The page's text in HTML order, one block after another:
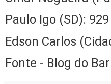
Paulo Igo (SD):
Edson Carlos
Fonte - Blog do